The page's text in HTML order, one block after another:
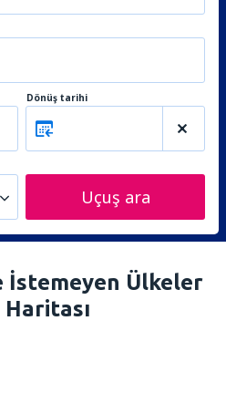
Dönüş tarihi
Uçuş ara
İstemeyen Ülkeler